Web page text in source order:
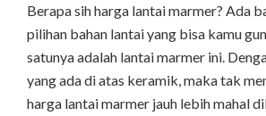
Berapa sih harga lantai marmer? Ada
pilihan bahan lantai yang bisa kamu
satunya adalah lantai marmer ini.
yang ada di atas keramik, maka tak
harga lantai marmer jauh lebih mahal